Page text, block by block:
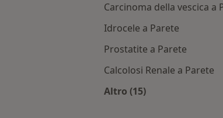
Carcinoma della vescica a
Idrocele a Parete
Prostatite a Parete
Calcolosi Renale a Parete
Altro (15)